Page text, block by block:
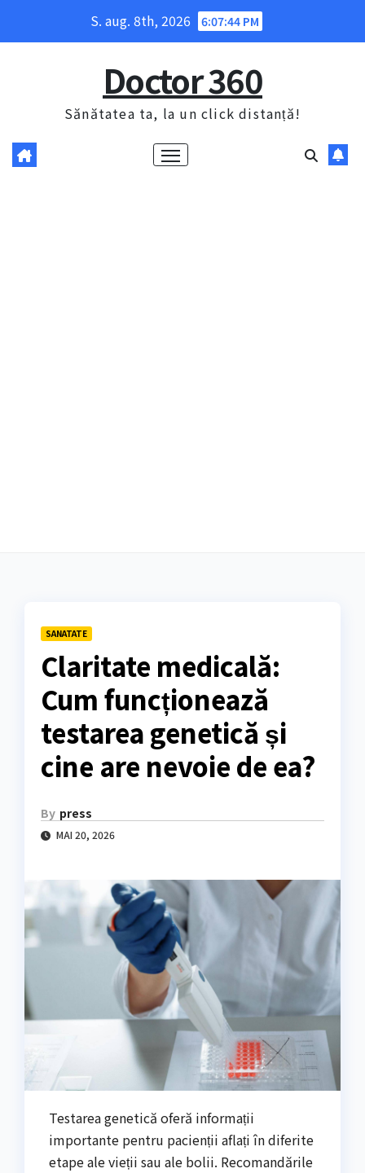
S. aug. 8th, 2026 6:07:45 PM
Doctor 360
Sănătatea ta, la un click distanță!
SANATATE
Claritate medicală:
Cum funcționează
testarea genetică și
cine are nevoie de ea?
By press
MAI 20, 2026
Testarea genetică oferă informații
importante pentru pacienții aflați în diferite
etape ale vieții sau ale bolii. Recomandările